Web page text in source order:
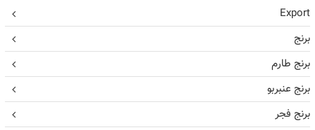
Export
برنج
برنج طارم
برنج عنبربو
برنج فجر